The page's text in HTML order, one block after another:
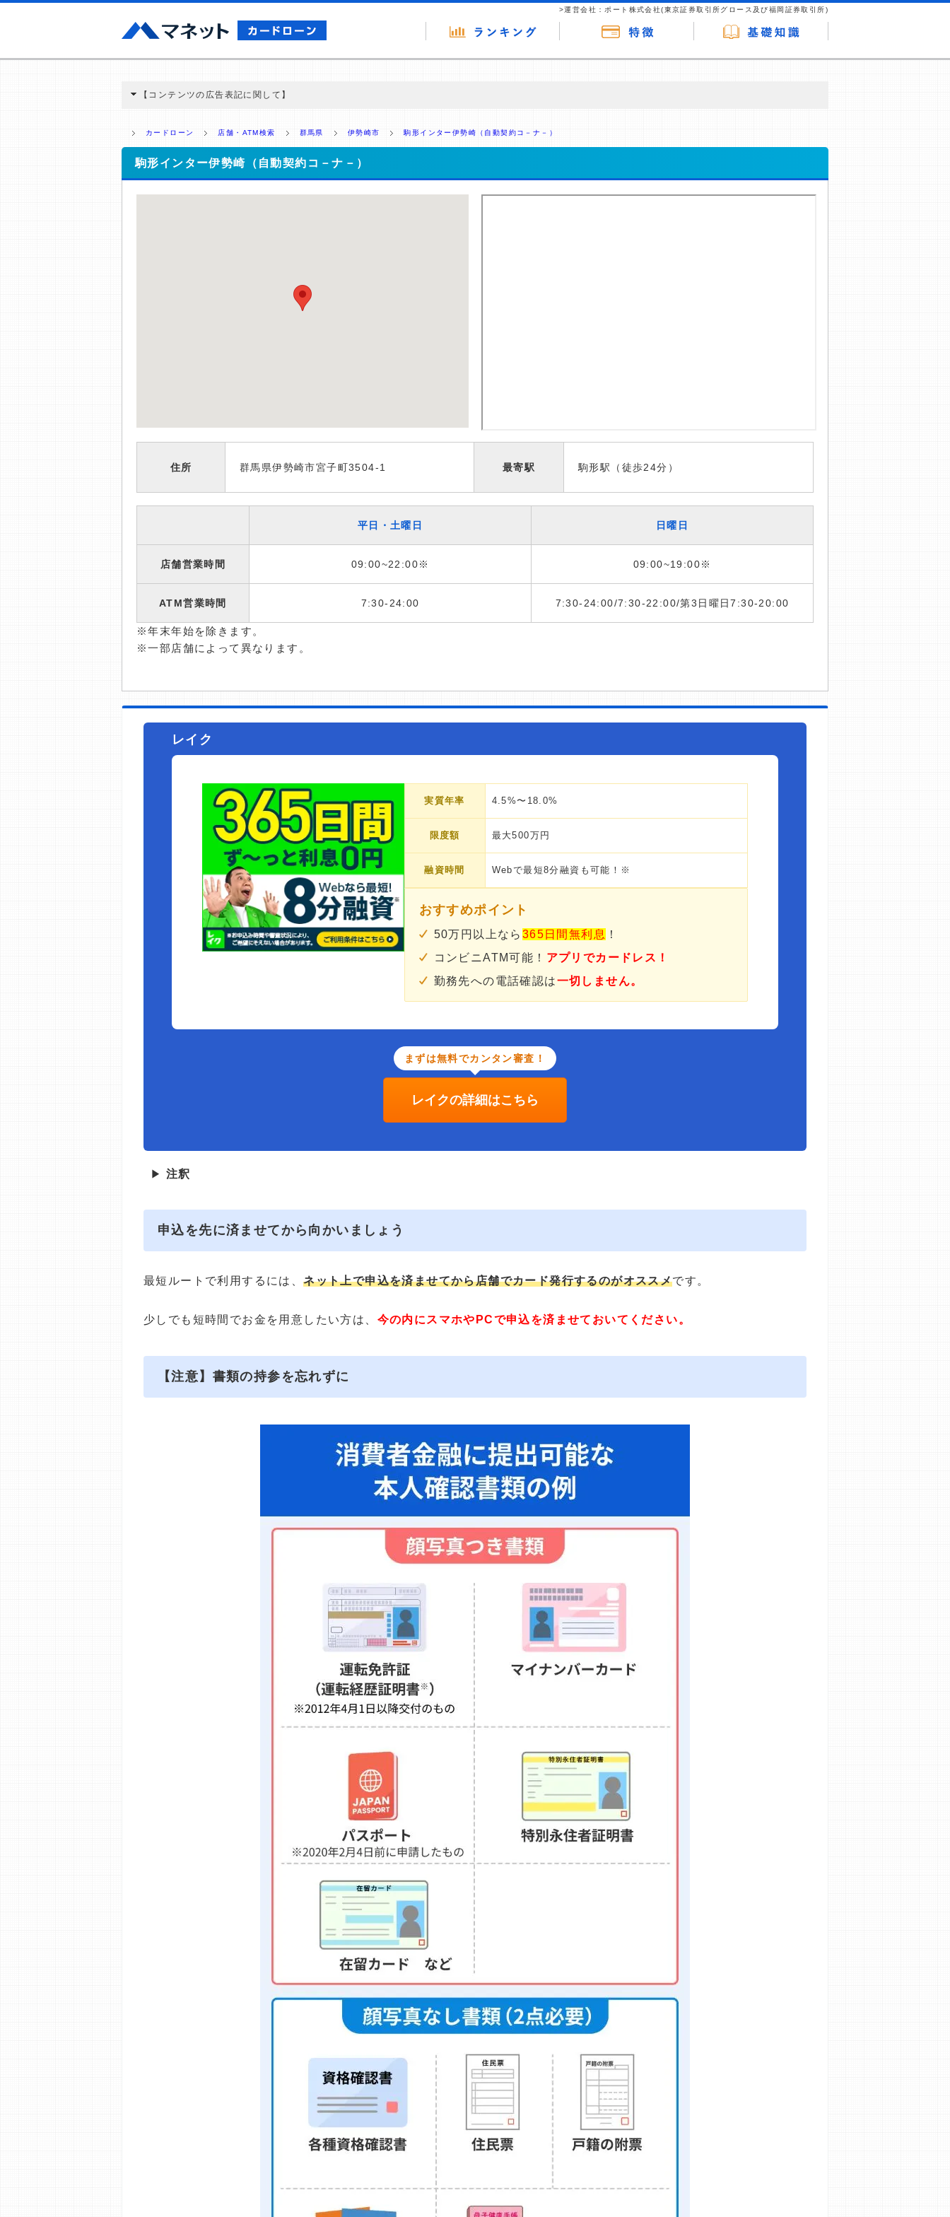
>運営会社：ポート株式会社(東京証券取引所グロース及び福岡証券取引所)
【コンテンツの広告表記に関して】
ミ収集などに基づき、公平性を担保した情報提供を行っています。
>提携企業一覧
カードローン 店舗・ATM検索 群馬県 伊勢崎市 駒形インター伊勢崎（自動契約コ－ナ－）
駒形インター伊勢崎（自動契約コ－ナ－）
住所 群馬県伊勢崎市宮子町3504-1 最寄駅 駒形駅（徒歩24分）
平日・土曜日 日曜日
店舗営業時間 09:00~22:00※ 09:00~19:00※
ATM営業時間 7:30-24:00 7:30-24:00/7:30-22:00/第3日曜日7:30-20:00
※年末年始を除きます。
※一部店舗によって異なります。
レイク
実質年率 4.5%〜18.0%
限度額 最大500万円
融資時間 Webで最短8分融資も可能！※
おすすめポイント
50万円以上なら 365日間無利息 ！
コンビニATM可能！ アプリでカードレス！
勤務先への電話確認は一切しません。
まずは無料でカンタン審査！
レイクの詳細はこちら
▶ 注釈
申込を先に済ませてから向かいましょう
最短ルートで利用するには、ネット上で申込を済ませてから店舗でカード発行するのがオススメです。
少しでも短時間でお金を用意したい方は、 今の内にスマホやPCで申込を済ませておいてください。
【注意】書類の持参を忘れずに